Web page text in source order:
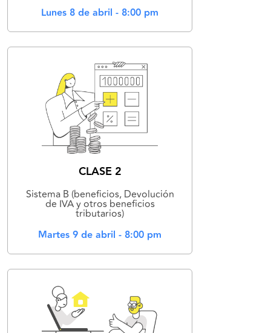
Lunes 8 de abril - 8:00 pm
CLASE 2
Sistema B (beneficios, Devolución
de IVA y otros beneficios
tributarios)
Martes 9 de abril - 8:00 pm